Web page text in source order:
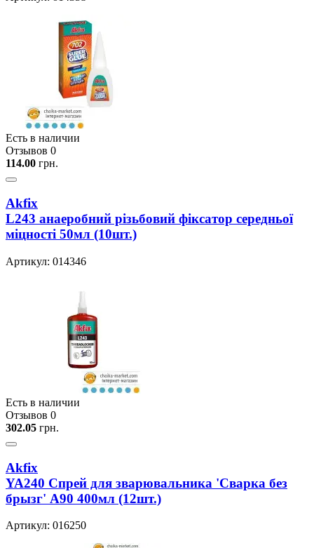
Есть в наличии
Отзывов 0
114.00 грн.
Akfix
L243 анаеробний рiзьбовий фiксатор середньої
мiцностi 50мл (10шт.)
Артикул: 014346
Есть в наличии
Отзывов 0
302.05 грн.
Akfix
YA240 Спрей для зварювальника 'Сварка без
брызг' A90 400мл (12шт.)
Артикул: 016250